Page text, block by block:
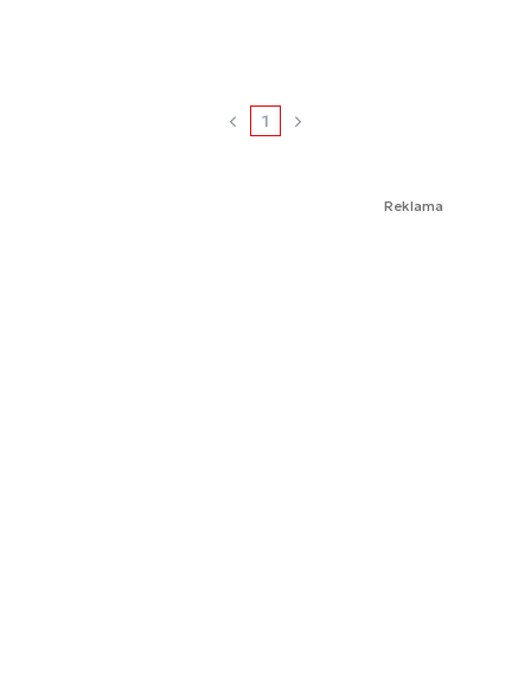
1
Reklama